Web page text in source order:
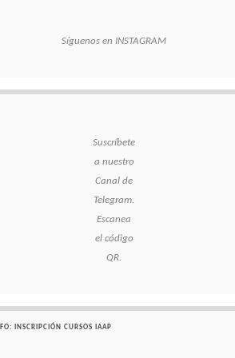
Síguenos en INSTAGRAM
Suscríbete
a nuestro
Canal de
Telegram.
Escanea
el código
QR.
INSCRIPCIÓN CURSOS IAAP